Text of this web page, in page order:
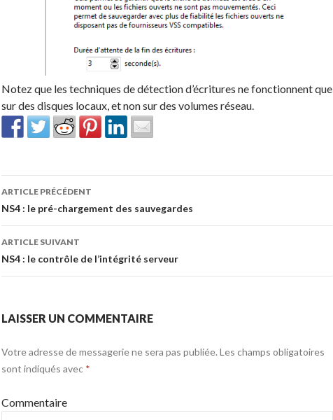
Notez que les techniques de détection d’écritures ne fonctionnent que
sur des disques locaux, et non sur des volumes réseau.
Navigation
des
articles
ARTICLE PRÉCÉDENT
NS4 : le pré-chargement des sauvegardes
ARTICLE SUIVANT
NS4 : le contrôle de l’intégrité serveur
LAISSER UN COMMENTAIRE
Votre adresse de messagerie ne sera pas publiée. Les champs obligatoires
sont indiqués avec *
Commentaire